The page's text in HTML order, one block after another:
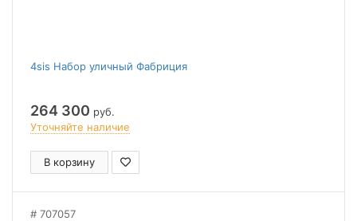
4sis Набор уличный Фабриция
264 300 руб.
Уточняйте наличие
В корзину
707057